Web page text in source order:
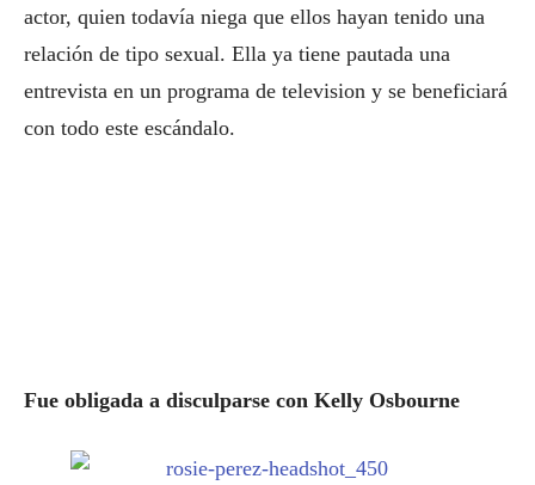
actor, quien todavía niega que ellos hayan tenido una
relación de tipo sexual. Ella ya tiene pautada una
entrevista en un programa de television y se beneficiará
con todo este escándalo.
Fue obligada a disculparse con Kelly Osbourne